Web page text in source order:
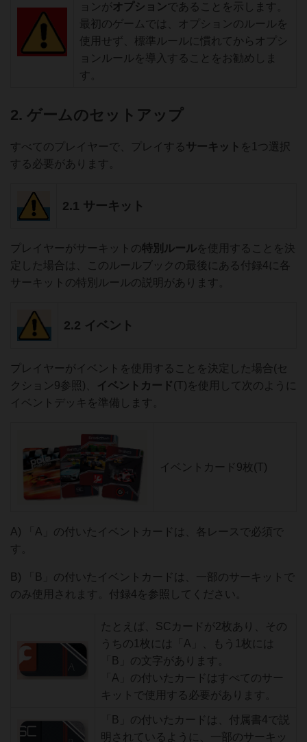
ョンがオプションであることを示します。
最初のゲームでは、オプションのルールを
使用せず、標準ルールに慣れてからオプシ
ョンルールを導入することをお勧めしま
す。
2. ゲームのセットアップ
すべてのプレイヤーで、プレイするサーキット を1つ選択
する必要があります。
2.1 サーキット
プレイヤーがサーキットの特別ルールを使用することを決
定した場合は、このルールブックの最後にある付録4に各
サーキットの特別ルールの説明があります。
2.2 イベント
プレイヤーがイベントを使用することを決定した場合(セ
クション9参照)、
イベントカード(T)を使用して次のように
イベントデッキを準備します。
イベントカード9枚(T)
A) 「A」の付いたイベントカードは、各レースで必須で
す。
B) 「B」の付いたイベントカードは、一部のサーキットで
のみ使用されます。付録4を参照してください。
たとえば、SCカードが2枚あり、その
うちの1枚には「A」、もう1枚には
「B」の文字があります。
「A」の付いたカードはすべてのサー
キットで使用する必要があります。
「B」の付いたカードは、付属書4で説
明されているように、一部のサーキッ